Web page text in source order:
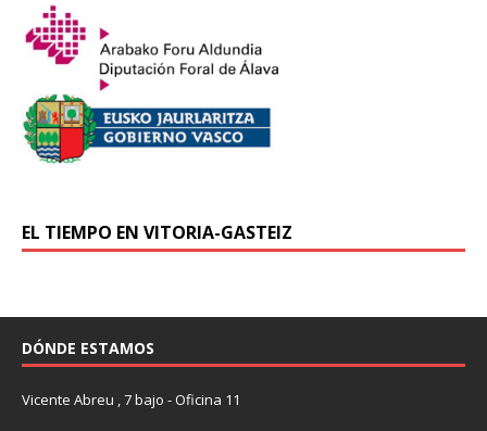
EL TIEMPO EN VITORIA-GASTEIZ
DÓNDE ESTAMOS
Vicente Abreu , 7 bajo - Oficina 11